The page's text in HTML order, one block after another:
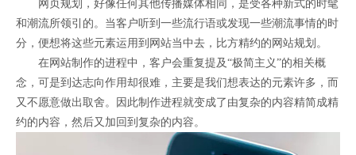
网页规划，好像任何其他传播媒体相同，是受各种新式的时髦
和潮流所领引的。当客户听到一些流行语或发现一些潮流事情的时
分，便想将这些元素运用到网站当中去，比方精约的网站规划。
在网站制作的进程中，客户会重复提及“极简主义”的相关概
念，可是到达志向作用却很难，主要是我们想表达的元素许多，而
又不愿意做出取舍。因此制作进程就变成了由复杂的内容精简成精
约的内容，然后又加回到复杂的内容。